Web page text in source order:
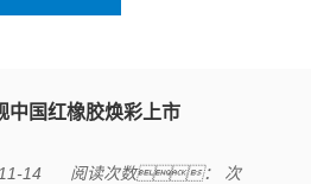
中国红橡胶焕彩上市
14 阅读次数： 次